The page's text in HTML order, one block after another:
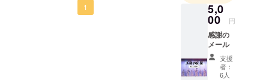
1 5,0
00 円
感謝の
メール
支援
者：
6人